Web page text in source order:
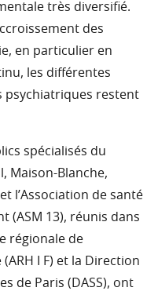
très diversifié.
des
en particulier en
les différentes
psychiatriques restent
spécialisés du
Maison-Blanche,
l’Association de santé
(ASM 13), réunis dans
régionale de
(ARH I F) et la Direction
de Paris (DASS), ont